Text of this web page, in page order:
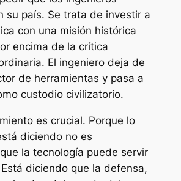
su país. Se trata de investir a
con una misión histórica
encima de la crítica
El ingeniero deja de
de herramientas y pasa a
custodio civilizatorio.
es crucial. Porque lo
diciendo no es
la tecnología puede servir
diciendo que la defensa,